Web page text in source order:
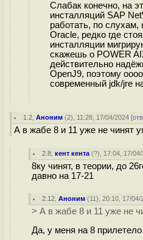
Слабак конечно, на
инсталляций SAP
работать, по
Oracle, редко где
инсталляции
скажешь о POWER
действительно
OpenJ9, поэтому
современный jdk/jre
1.2 ,Аноним (2), 11:28, 17/04/2024 [
А в жабе 8 и 11 уже не чинят
2.8 ,кент кента (?), 17:04, 17/
8ку чинят, в теории, до
давно на 17-21
2.12 ,Аноним (11), 20:10, 17/04/
> А в жабе 8 и 11 уже не
Да, у меня на 8